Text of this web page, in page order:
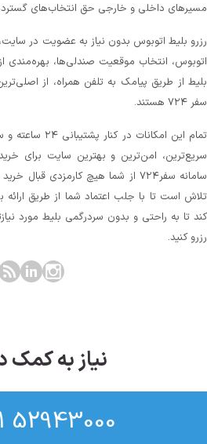
مسیرهای داخلی و خارجی حق انتخاب‌های
رزرو بلیط اتوبوس بدون نیاز به عضویت در
اتوبوس، انتخاب موقعیت صندلی‌ها، بهره‌مندی
بلیط از طریق پیامک به تلفن همراه، از
سفر ۷۲۴ هستند.
تمام این
سریع‌ترین، امن‌ترین و بهترین سایت برای
سامانه سفر۷۲۴ از شما هیچ کارمزدی
تلاش است تا با جلب اعتماد شما از طریق
کند تا به راحتی و بدون سردرگمی بلیط مورد
رزرو کنید.
نیاز به کمک
52943000